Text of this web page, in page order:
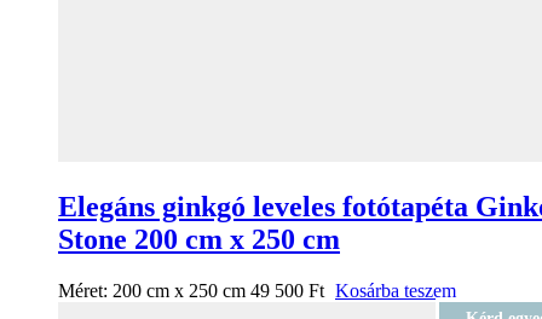
Elegáns ginkgó leveles fotótapéta
Stone 200 cm x 250 cm
Méret: 200 cm x 250 cm 49 500 Ft Kosárba teszem